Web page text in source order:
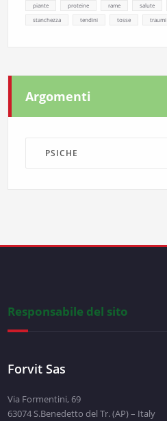
piante
proteine rame salute
stanchezza
tendini tosse traumi
Argomenti
Responsabile del sito
Forvit Sas
Via Formentini, 69
63074 S.Benedetto del Tr. (AP) – Italy